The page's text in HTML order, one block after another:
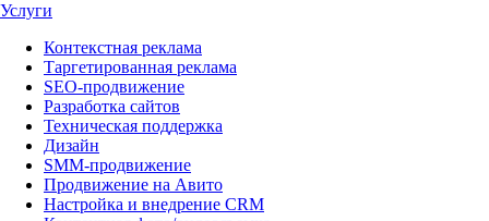
Услуги
Контекстная реклама
Таргетированная реклама
SEO-продвижение
Разработка сайтов
Техническая поддержка
Дизайн
SMM-продвижение
Продвижение на Авито
Настройка и внедрение CRM